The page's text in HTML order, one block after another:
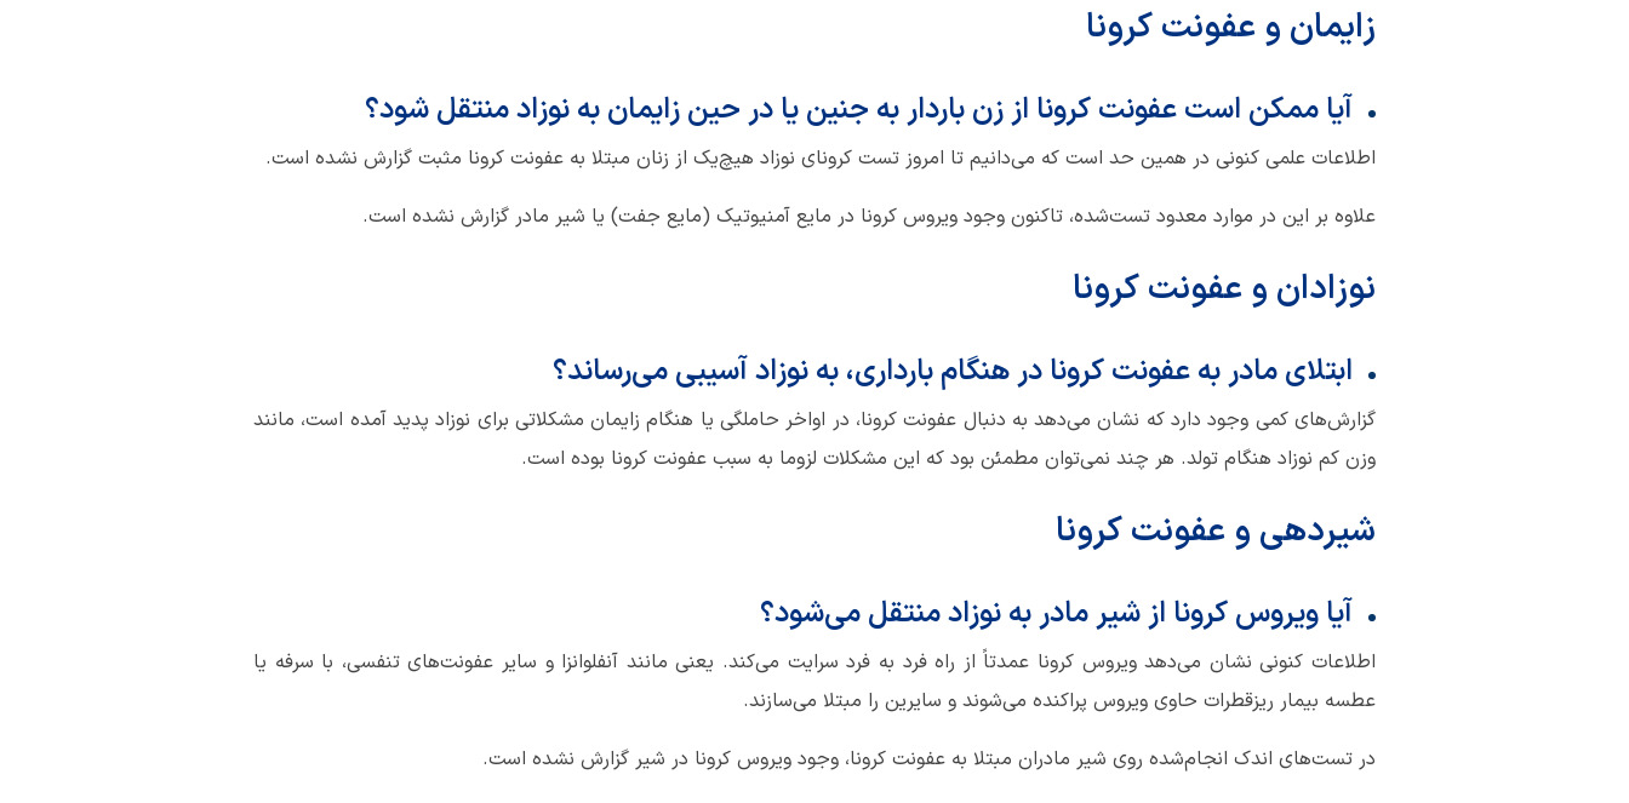
زایمان و عفونت کرونا
آیا ممکن است عفونت کرونا از زن باردار به جنین یا در حین زایمان به نوزاد منتقل شود؟
اطلاعات علمی کنونی در همین حد است که می‌دانیم تا امروز تست کرونای نوزاد هیچ‌یک از زنان مبتلا به عفونت کرونا مثبت گزارش نشده است.
علاوه بر این در موارد معدود تست‌شده، تاکنون وجود ویروس کرونا در مایع آمنیوتیک (مایع جفت) یا شیر مادر گزارش نشده است.
نوزادان و عفونت کرونا
ابتلای مادر به عفونت کرونا در هنگام بارداری، به نوزاد آسیبی می‌رساند؟
گزارش‌های کمی وجود دارد که نشان می‌دهد به دنبال عفونت کرونا، در اواخر حاملگی یا هنگام زایمان مشکلاتی برای نوزاد پدید آمده است، مانند
وزن کم نوزاد هنگام تولد. هر چند نمی‌توان مطمئن بود که این مشکلات لزوما به سبب عفونت کرونا بوده است.
شیردهی و عفونت کرونا
آیا ویروس کرونا از شیر مادر به نوزاد منتقل می‌شود؟
اطلاعات کنونی نشان می‌دهد ویروس کرونا عمدتاً از راه فرد به فرد سرایت می‌کند. یعنی مانند آنفلوانزا و سایر عفونت‌های تنفسی، با سرفه یا
عطسه بیمار ریزقطرات حاوی ویروس پراکنده می‌شوند و سایرین را مبتلا می‌سازند.
در تست‌های اندک انجام‌شده روی شیر مادران مبتلا به عفونت کرونا، وجود ویروس کرونا در شیر گزارش نشده است.